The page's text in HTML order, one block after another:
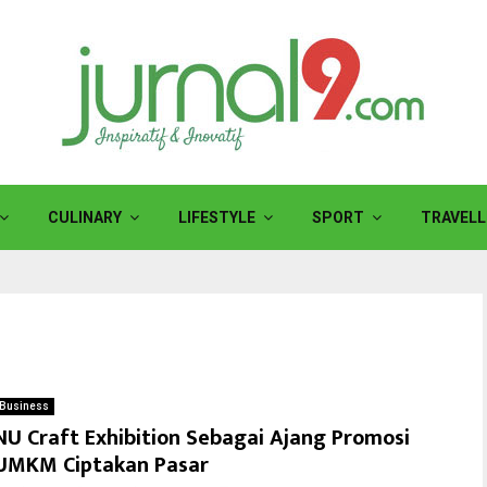
CULINARY LIFESTYLE SPORT
Business
Craft Exhibition Sebagai Ajang Promosi
Ciptakan Pasar